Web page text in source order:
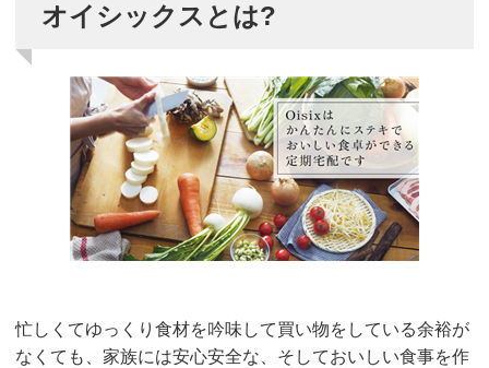
オイシックスとは?
忙しくてゆっくり食材を吟味して買い物をしている余裕が
なくても、家族には安心安全な、そしておいしい食事を作